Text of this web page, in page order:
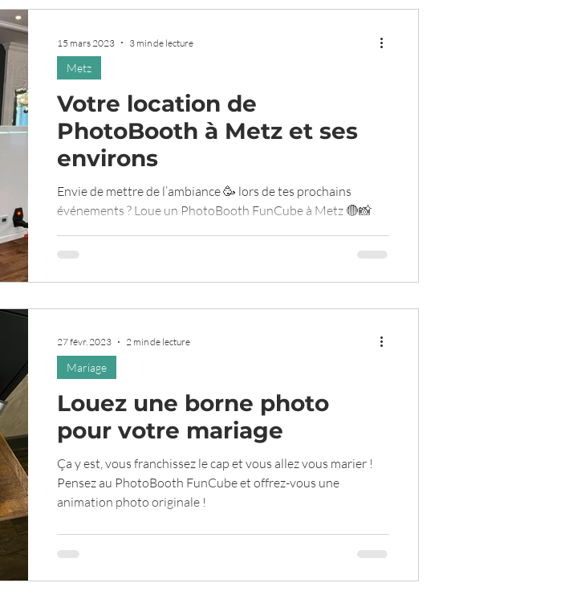
Votre location de
PhotoBooth à Metz et ses
environs
Envie de mettre de l’ambiance 🥳 lors de tes prochains
événements ? Loue un PhotoBooth FunCube à Metz 🔴📸
Metz
15 mars 2023 3 min de lecture
Louez une borne photo
pour votre mariage
Ça y est, vous franchissez le cap et vous allez vous marier !
Pensez au PhotoBooth FunCube et offrez-vous une
animation photo originale !
Mariage
27 févr. 2023 2 min de lecture